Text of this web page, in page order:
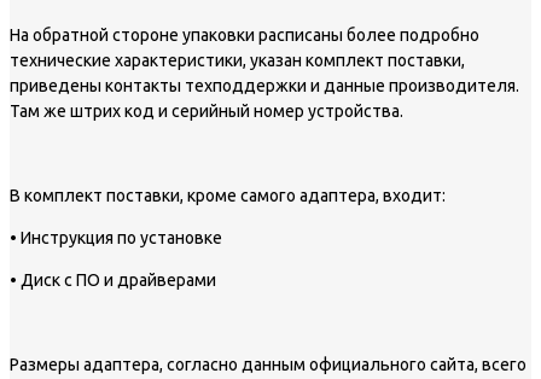
На обратной стороне упаковки расписаны более подробно
технические характеристики, указан комплект поставки,
приведены контакты техподдержки и данные производителя.
Там же штрих код и серийный номер устройства.
В комплект поставки, кроме самого адаптера, входит:
• Инструкция по установке
• Диск с ПО и драйверами
Размеры адаптера, согласно данным официального сайта, всего